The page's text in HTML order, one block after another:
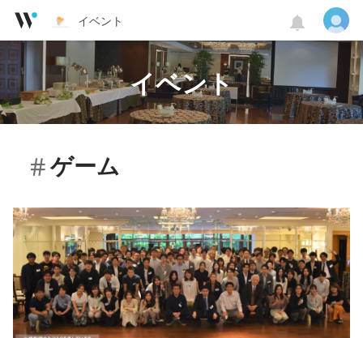
イベント
イベント
ゲーム